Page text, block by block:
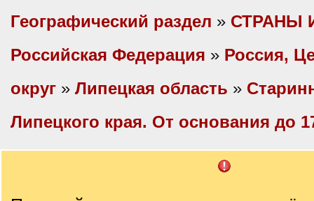
Географический раздел » СТРАНЫ
Российская Федерация » Россия,
округ » Липецкая область »
Липецкого края. От основания до